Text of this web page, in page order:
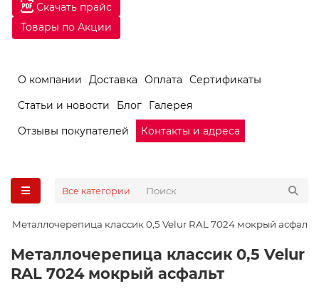
Скачать прайс
Товары по Акции
О компании Доставка Оплата
Сертификаты
Статьи и новости
Блог
Галерея
Отзывы покупателей
Контакты и адреса
Все категории
Металлочерепица классик 0,5 Velur RAL 7024 мокрый асфальт
Металлочерепица классик 0,5 Velur
RAL 7024 мокрый асфальт